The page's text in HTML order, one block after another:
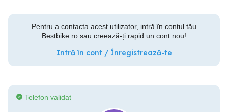
Pentru a contacta acest utilizator, intră în contul tău
Bestbike.ro sau creează-ți rapid un cont nou!
Intră în cont / Înregistrează-te
Telefon validat